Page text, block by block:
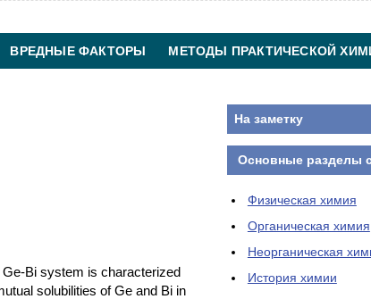
ВРЕДНЫЕ ФАКТОРЫ МЕТОДЫ ПРАКТИЧЕСКОЙ
Bi system is characterized
solubilities of Ge and Bi in
На заметку
Основные разделы
Физическая химия
Органическая химия
Неорганическая
История химии